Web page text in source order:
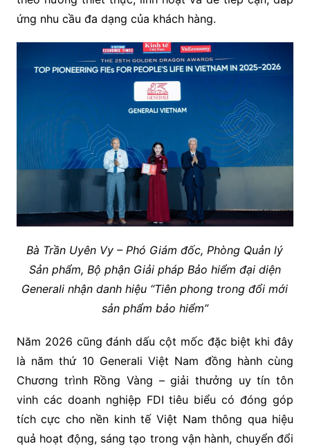
ứng nhu cầu đa dạng của khách hàng.
Bà Trần Uyên Vy – Phó Giám đốc, Phòng Quản lý
Sản phẩm, Bộ phận Giải pháp Bảo hiểm đại diện
Generali nhận danh hiệu “Tiên phong trong đổi mới
sản phẩm bảo hiểm”
Năm 2026 cũng đánh dấu cột mốc đặc biệt khi đây
là năm thứ 10 Generali Việt Nam đồng hành cùng
Chương trình Rồng Vàng – giải thưởng uy tín tôn
vinh các doanh nghiệp FDI tiêu biểu có đóng góp
tích cực cho nền kinh tế Việt Nam thông qua hiệu
quả hoạt động, sáng tạo trong vận hành, chuyển đổi